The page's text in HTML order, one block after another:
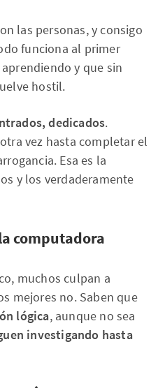
las personas, y consigo
funciona al primer
y que sin
hostil.
dedicados.
vez hasta completar el
Esa es la
y los verdaderamente
computadora
muchos culpan a
mejores no. Saben que
lógica, aunque no sea
investigando hasta